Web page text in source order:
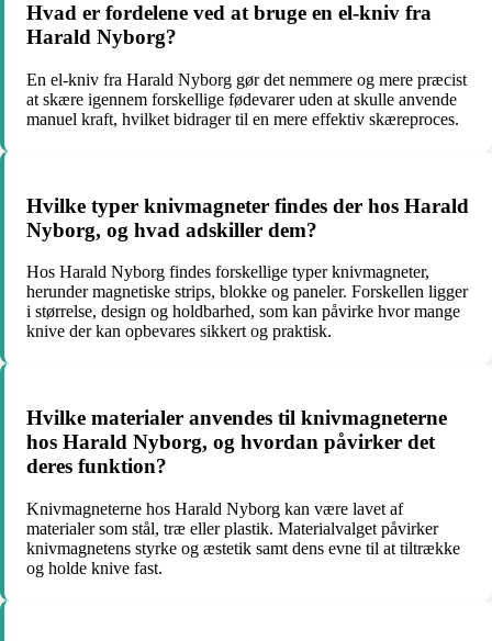
Hvad er fordelene ved at bruge en el-kniv fra
Harald Nyborg?
En el-kniv fra Harald Nyborg gør det nemmere og mere præcist
at skære igennem forskellige fødevarer uden at skulle anvende
manuel kraft, hvilket bidrager til en mere effektiv skæreproces.
Hvilke typer knivmagneter findes der hos Harald
Nyborg, og hvad adskiller dem?
Hos Harald Nyborg findes forskellige typer knivmagneter,
herunder magnetiske strips, blokke og paneler. Forskellen ligger
i størrelse, design og holdbarhed, som kan påvirke hvor mange
knive der kan opbevares sikkert og praktisk.
Hvilke materialer anvendes til knivmagneterne
hos Harald Nyborg, og hvordan påvirker det
deres funktion?
Knivmagneterne hos Harald Nyborg kan være lavet af
materialer som stål, træ eller plastik. Materialvalget påvirker
knivmagnetens styrke og æstetik samt dens evne til at tiltrække
og holde knive fast.